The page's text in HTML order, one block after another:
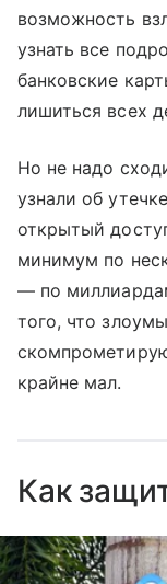
возможность
узнать все
банковские
лишиться всех
Но не надо
узнали об
открытый
минимум по
— по
того, что
крайне мал.
Как